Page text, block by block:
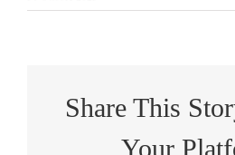
Share This
Your